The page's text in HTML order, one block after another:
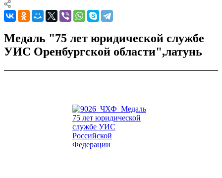
Медаль "75 лет юридической службе
УИС Оренбургской области",латунь